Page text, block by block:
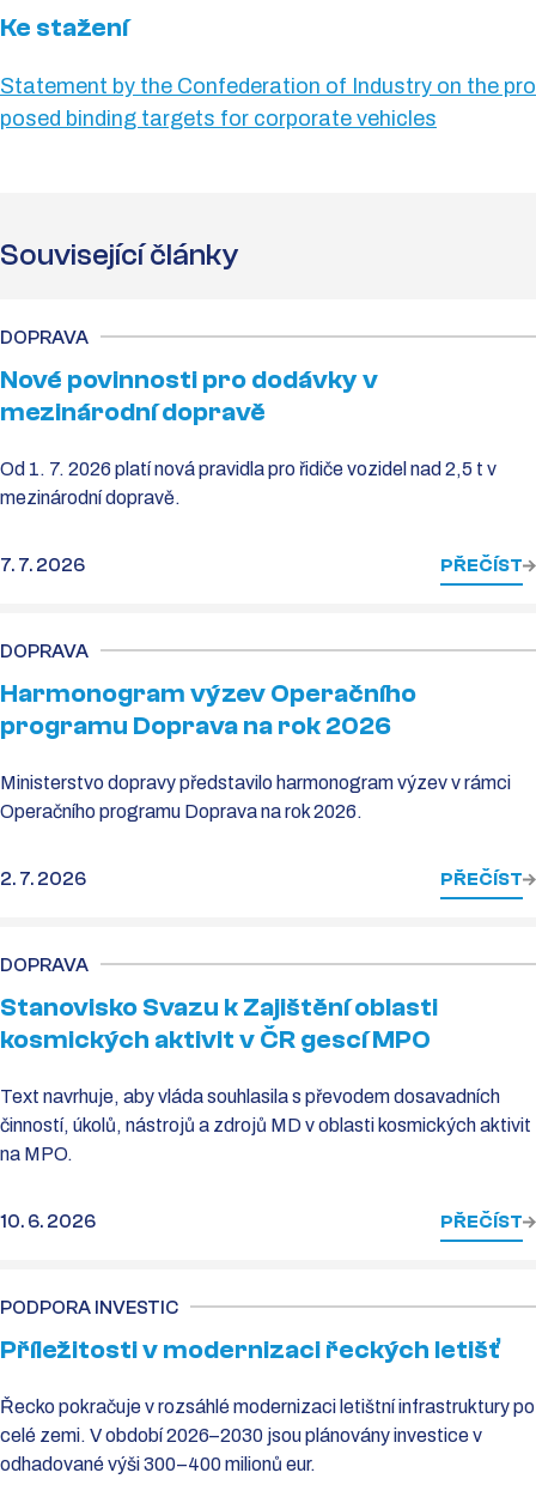
Ke stažení
Statement by the Confederation of Industry on the pro
posed binding targets for corporate vehicles
Související články
DOPRAVA
Nové povinnosti pro dodávky v
mezinárodní dopravě
Od 1. 7. 2026 platí nová pravidla pro řidiče vozidel nad 2,5 t v
mezinárodní dopravě.
7. 7. 2026 PŘEČÍST
DOPRAVA
Harmonogram výzev Operačního
programu Doprava na rok 2026
Ministerstvo dopravy představilo harmonogram výzev v rámci
Operačního programu Doprava na rok 2026.
2. 7. 2026 PŘEČÍST
DOPRAVA
Stanovisko Svazu k Zajištění oblasti
kosmických aktivit v ČR gescí MPO
Text navrhuje, aby vláda souhlasila s převodem dosavadních
činností, úkolů, nástrojů a zdrojů MD v oblasti kosmických aktivit
na MPO.
10. 6. 2026 PŘEČÍST
PODPORA INVESTIC
Příležitosti v modernizaci řeckých letišť
Řecko pokračuje v rozsáhlé modernizaci letištní infrastruktury po
celé zemi. V období 2026–2030 jsou plánovány investice v
odhadované výši 300–400 milionů eur.